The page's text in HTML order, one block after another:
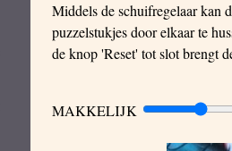
Middels de schuifregelaar kan
puzzelstukjes door elkaar te
de knop 'Reset' tot slot brengt
MAKKELIJK